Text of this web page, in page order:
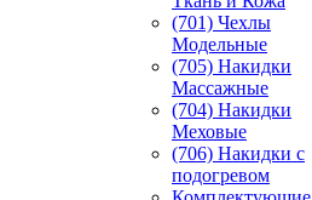
(701) Чехлы
Модельные
(705) Накидки
Массажные
(704) Накидки
Меховые
(706) Накидки с
подогревом